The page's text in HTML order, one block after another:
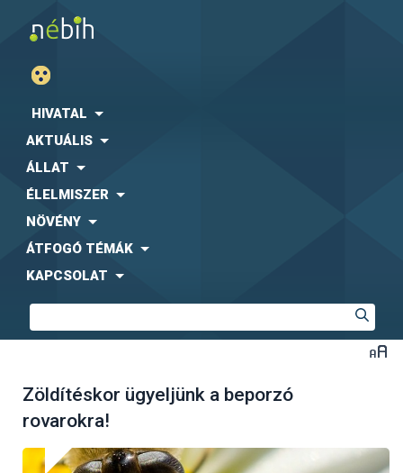
HIVATAL
AKTUÁLIS
ÁLLAT
ÉLELMISZER
NÖVÉNY
ÁTFOGÓ TÉMÁK
KAPCSOLAT
Zöldítéskor ügyeljünk a beporzó
rovarokra!